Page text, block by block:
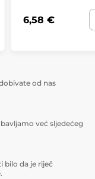
6,58 €
od nas
već sljedećeg
bilo da je riječ